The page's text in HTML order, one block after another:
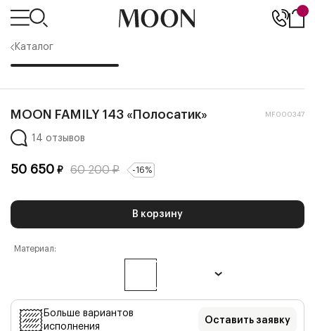
Каталог
MOON FAMILY 143 «Полосатик» MF000347
14 отзывов
50 650 ₽ 60 200₽ -16%
В корзину
Материал:
Больше вариантов
исполнения
Оставить заявку